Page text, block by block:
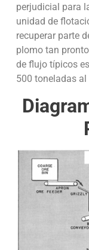
perjudicial para
unidad de
recuperar parte
plomo tan
de flujo típicos
500 toneladas al